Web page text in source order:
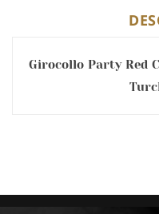
Girocollo Party Red